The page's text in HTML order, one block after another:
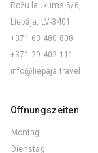
Rožu laukums 5/6,
Liepāja, LV-3401
+371 63 480 808
+371 29 402 111
info@liepaja.travel
Öffnungszeiten
Montag
Dienstag